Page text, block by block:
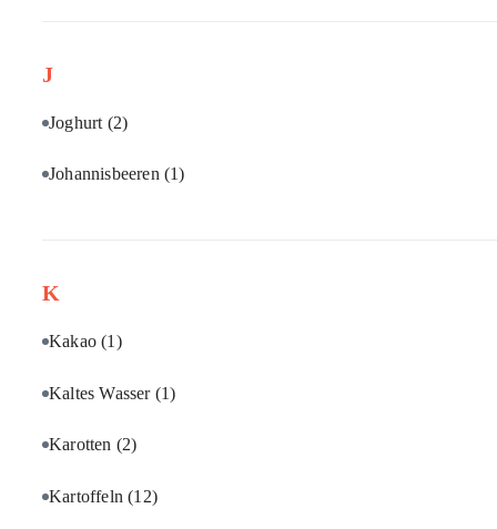
J
Joghurt (2)
Johannisbeeren (1)
K
Kakao(1)
Kaltes Wasser (1)
Karotten (2)
Kartoffeln(12)